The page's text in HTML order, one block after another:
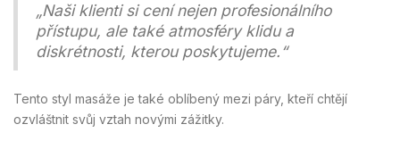
„Naši klienti si cení nejen profesionálního
přístupu, ale také atmosféry klidu a
diskrétnosti, kterou poskytujeme.“
Tento styl masáže je také oblíbený mezi páry, kteří chtějí
ozvláštnit svůj vztah novými zážitky.